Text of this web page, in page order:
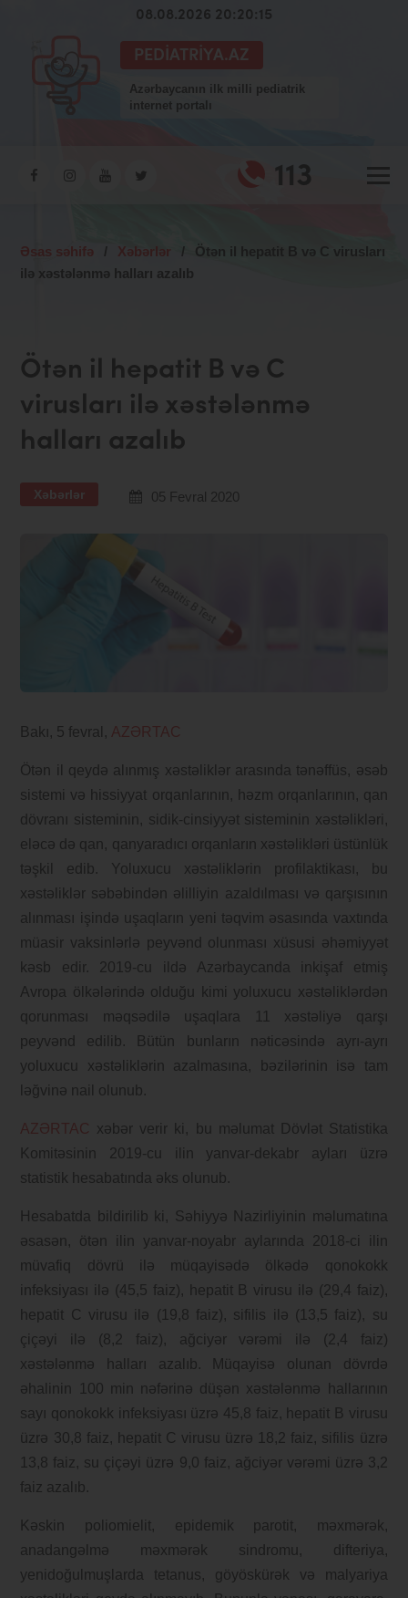
08.08.2026 20:20:15
PEDIATRIYA.AZ
Azərbaycanın ilk milli pediatrik
internet portalı
113
Əsas səhifə / Xəbərlər /
Ötən il hepatit B və C virusları
ilə xəstələnmə halları azalıb
Ötən il hepatit B və C
virusları ilə xəstələnmə
halları azalıb
Xəbərlər 05 Fevral 2020
Bakı, 5 fevral, AZƏRTAC
Ötən il qeydə alınmış xəstəliklər arasında tənəffüs, əsəb
sistemi və hissiyyat orqanlarının, həzm orqanlarının, qan
dövranı sisteminin, sidik-cinsiyyət sisteminin xəstəlikləri,
eləcə də qan, qanyaradıcı orqanların xəstəlikləri üstünlük
təşkil edib. Yoluxucu xəstəliklərin profilaktikası, bu
xəstəliklər səbəbindən əlilliyin azaldılması və qarşısının
alınması işində uşaqların yeni təqvim əsasında vaxtında
müasir vaksinlərlə peyvənd olunması xüsusi əhəmiyyət
kəsb edir. 2019-cu ildə Azərbaycanda inkişaf etmiş
Avropa ölkələrində olduğu kimi yoluxucu xəstəliklərdən
qorunması məqsədilə uşaqlara 11 xəstəliyə qarşı
peyvənd edilib. Bütün bunların nəticəsində ayrı-ayrı
yoluxucu xəstəliklərin azalmasına, bəzilərinin isə tam
ləğvinə nail olunub.
AZƏRTAC xəbər verir ki, bu məlumat Dövlət Statistika
Komitəsinin 2019-cu ilin yanvar-dekabr ayları üzrə
statistik hesabatında əks olunub.
Hesabatda bildirilib ki, Səhiyyə Nazirliyinin məlumatına
əsasən, ötən ilin yanvar-noyabr aylarında 2018-ci ilin
müvafiq dövrü ilə müqayisədə ölkədə qonokokk
infeksiyası ilə (45,5 faiz), hepatit B virusu ilə (29,4 faiz),
hepatit C virusu ilə (19,8 faiz), sifilis ilə (13,5 faiz), su
çiçəyi ilə (8,2 faiz), ağciyər vərəmi ilə (2,4 faiz)
xəstələnmə halları azalıb. Müqayisə olunan dövrdə
əhalinin 100 min nəfərinə düşən xəstələnmə hallarının
sayı qonokokk infeksiyası üzrə 45,8 faiz, hepatit B virusu
üzrə 30,8 faiz, hepatit C virusu üzrə 18,2 faiz, sifilis üzrə
13,8 faiz, su çiçəyi üzrə 9,0 faiz, ağciyər vərəmi üzrə 3,2
faiz azalıb.
Kəskin poliomielit, epidemik parotit, məxmərək,
anadangəlmə məxmərək sindromu, difteriya,
yenidoğulmuşlarda tetanus, göyöskürək və malyariya